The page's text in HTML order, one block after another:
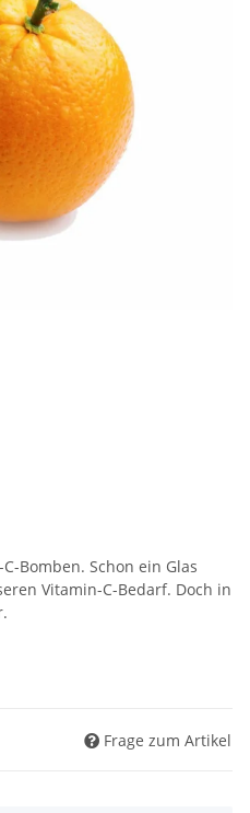
Bomben. Schon ein Glas
Vitamin-C-Bedarf. Doch in
Frage zum Artikel